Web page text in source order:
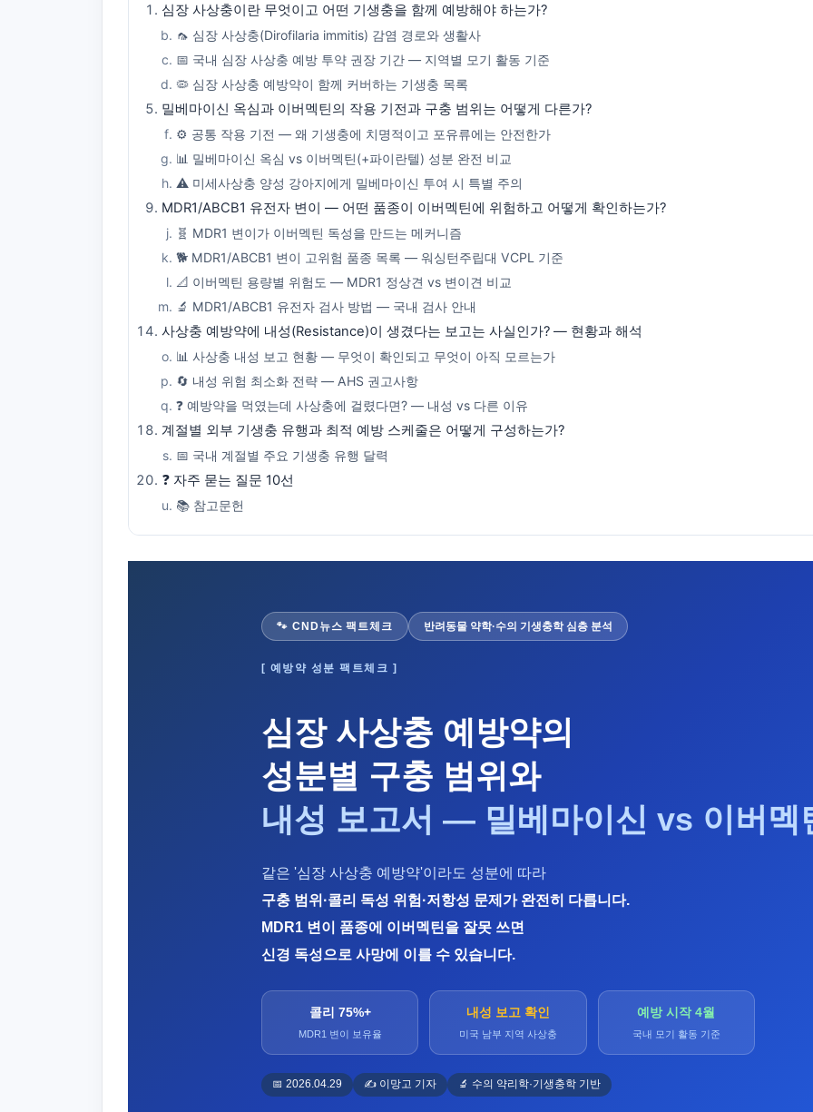
심장 사상충이란 무엇이고 어떤 기생충을 함께 예방해야 하는가?
🦟 심장 사상충(Dirofilaria immitis) 감염 경로와 생활사
📅 국내 심장 사상충 예방 투약 권장 기간 — 지역별 모기 활동 기준
🦠 심장 사상충 예방약이 함께 커버하는 기생충 목록
밀베마이신 옥심과 이버멕틴의 작용 기전과 구충 범위는 어떻게 다른가?
⚙️ 공통 작용 기전 — 왜 기생충에 치명적이고 포유류에는 안전한가
📊 밀베마이신 옥심 vs 이버멕틴(+파이란텔) 성분 완전 비교
⚠️ 미세사상충 양성 강아지에게 밀베마이신 투여 시 특별 주의
MDR1/ABCB1 유전자 변이 — 어떤 품종이 이버멕틴에 위험하고 어떻게 확인하는가?
🧬 MDR1 변이가 이버멕틴 독성을 만드는 메커니즘
🐕 MDR1/ABCB1 변이 고위험 품종 목록 — 워싱턴주립대 VCPL 기준
📐 이버멕틴 용량별 위험도 — MDR1 정상견 vs 변이견 비교
🔬 MDR1/ABCB1 유전자 검사 방법 — 국내 검사 안내
사상충 예방약에 내성(Resistance)이 생겼다는 보고는 사실인가? — 현황과 해석
📊 사상충 내성 보고 현황 — 무엇이 확인되고 무엇이 아직 모르는가
🔄 내성 위험 최소화 전략 — AHS 권고사항
❓ 예방약을 먹였는데 사상충에 걸렸다면? — 내성 vs 다른 이유
계절별 외부 기생충 유행과 최적 예방 스케줄은 어떻게 구성하는가?
📅 국내 계절별 주요 기생충 유행 달력
❓ 자주 묻는 질문 10선
📚 참고문헌
🐾 CND뉴스 팩트체크 반려동물 약학·수의 기생충학 심층 분석
[ 예방약 성분 팩트체크 ]
심장 사상충 예방약의
성분별 구충 범위와
내성 보고서 — 밀베마이신 vs 이버멕
같은 '심장 사상충 예방약'이라도 성분에 따라
구충 범위·콜리 독성 위험·저항성 문제가 완전히 다릅니다.
MDR1 변이 품종에 이버멕틴을 잘못 쓰면
신경 독성으로 사망에 이를 수 있습니다.
콜리 75%+
MDR1 변이 보유율
내성 보고 확인
미국 남부 지역 사상충
예방 시작 4월
국내 모기 활동 기준
📅 2026.04.29 ✍️ 이망고 기자 🔬 수의 약리학·기생충학 기반